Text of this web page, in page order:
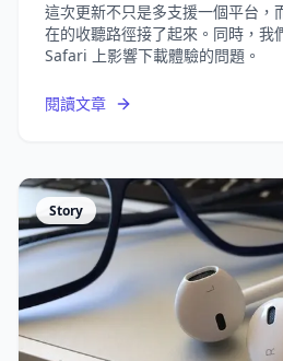
這次更新不只是多支援一個平台，
在的收聽路徑接了起來。同時，我
Safari 上影響下載體驗的問題。
閱讀文章
Story